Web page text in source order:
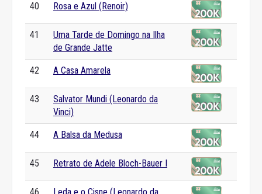
40 Rosa e Azul (Renoir)
41
Uma Tarde de Domingo na Ilha
de Grande Jatte
42 A Casa Amarela
43
Salvator Mundi (Leonardo da
Vinci)
44 A Balsa da Medusa
45 Retrato de Adele Bloch-Bauer I